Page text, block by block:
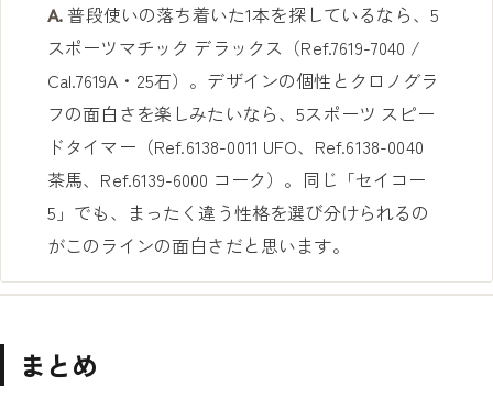
A.普段使いの落ち着いた1本を探しているなら、5
スポーツマチック デラックス（Ref.7619-7040 /
Cal.7619A・25石）。デザインの個性とクロノグラ
フの面白さを楽しみたいなら、5スポーツ スピー
ドタイマー（Ref.6138-0011 UFO、Ref.6138-0040
茶馬、Ref.6139-6000 コーク）。同じ「セイコー
5」でも、まったく違う性格を選び分けられるの
がこのラインの面白さだと思います。
まとめ